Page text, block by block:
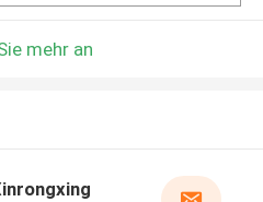
mehr an